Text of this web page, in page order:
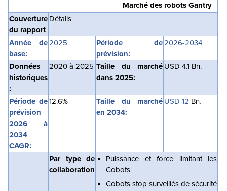
Marché des robots Gantry
Couverture
du rapport
Détails
Année de
base:
2025
Période de
prévision:
2026-2034
Données
historiques
:
2020 à 2025 Taille du marché
dans 2025:
USD 4.1 Bn.
Période de
prévision
2026 à
2034
CAGR:
12.6%
Taille du marché
en 2034:
USD 12 Bn.
Par type de
collaboration
Puissance et force limitant les
Cobots
Cobots stop surveillés de sécurité